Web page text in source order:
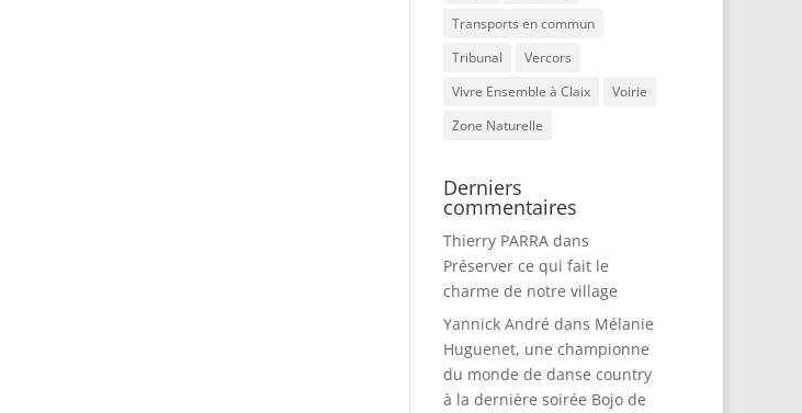
Transports en commun
Tribunal
Vercors
Vivre Ensemble à Claix
Voirie
Zone Naturelle
Derniers
commentaires
Thierry PARRAdans
Préserver ce qui fait le
charme de notre village
Yannick André dans Mélanie
Huguenet, une championne
du monde de danse country
à la dernière soirée Bojo de